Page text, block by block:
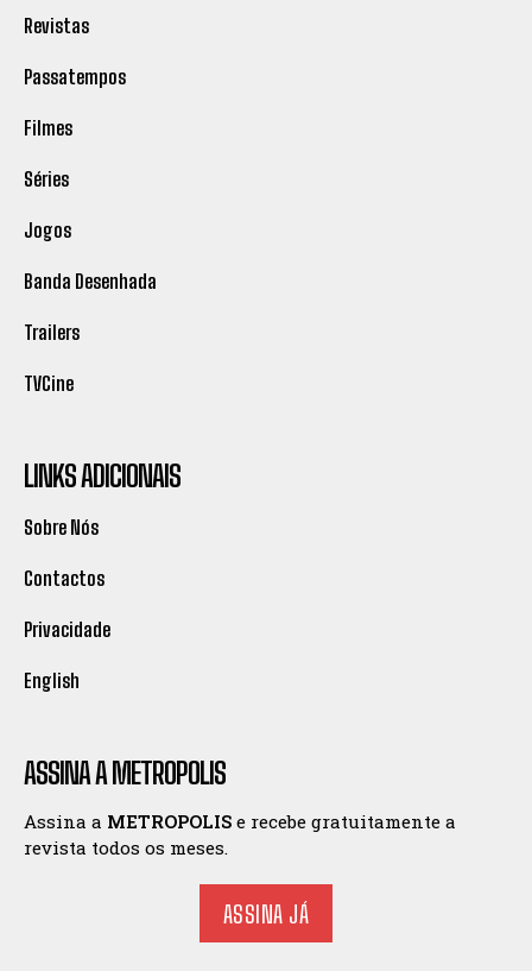
Revistas
Passatempos
Filmes
Séries
Jogos
Banda Desenhada
Trailers
TVCine
LINKS ADICIONAIS
Sobre Nós
Contactos
Privacidade
English
ASSINA A METROPOLIS
Assina a METROPOLIS e recebe gratuitamente a
revista todos os meses.
ASSINA JÁ